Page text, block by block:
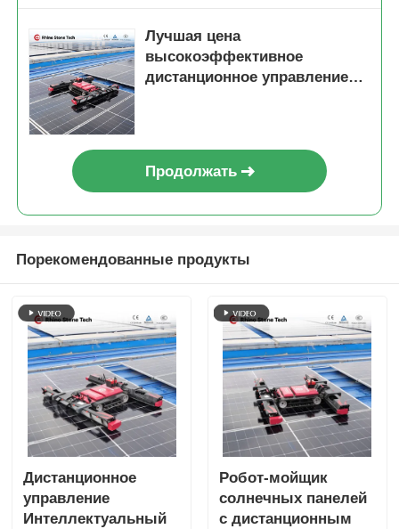
Лучшая цена
высокоэффективное
дистанционное управление
Продолжать
Порекомендованные продукты
Дистанционное
управление
Интеллектуальный
Робот-мойщик
солнечных панелей
с дистанционным